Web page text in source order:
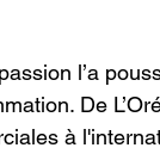
l’a
De
à